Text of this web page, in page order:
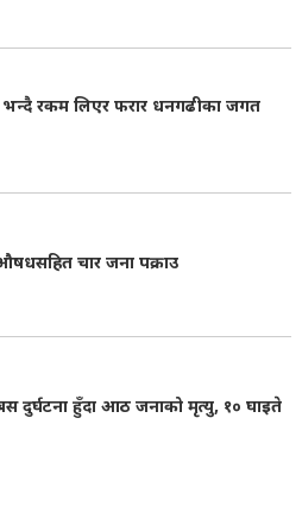
भन्दै रकम लिएर फरार धनगढीका जगत
चार जना पक्राउ
दुर्घटना हुँदा आठ जनाको मृत्यु, १० घाइते